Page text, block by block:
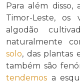
Para além
Timor-Leste, os
algodão
naturalmente
solo, das plantas
também são
tendemos a